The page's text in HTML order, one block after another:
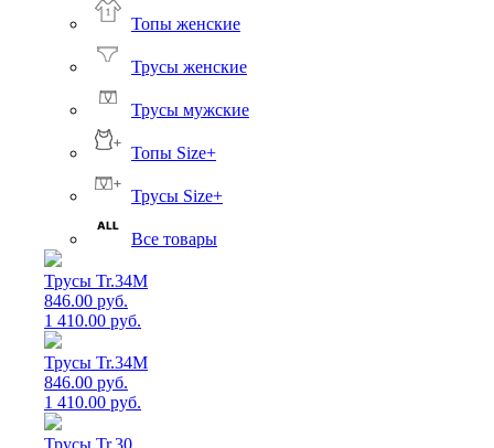
Топы женские
Трусы женские
Трусы мужские
Топы Size+
Трусы Size+
Все товары
Трусы Tr.34M
846.00 руб.
1 410.00 руб.
Трусы Tr.34M
846.00 руб.
1 410.00 руб.